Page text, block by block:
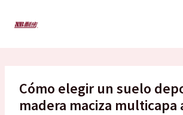
Cómo elegir un suelo
madera maciza multicapa